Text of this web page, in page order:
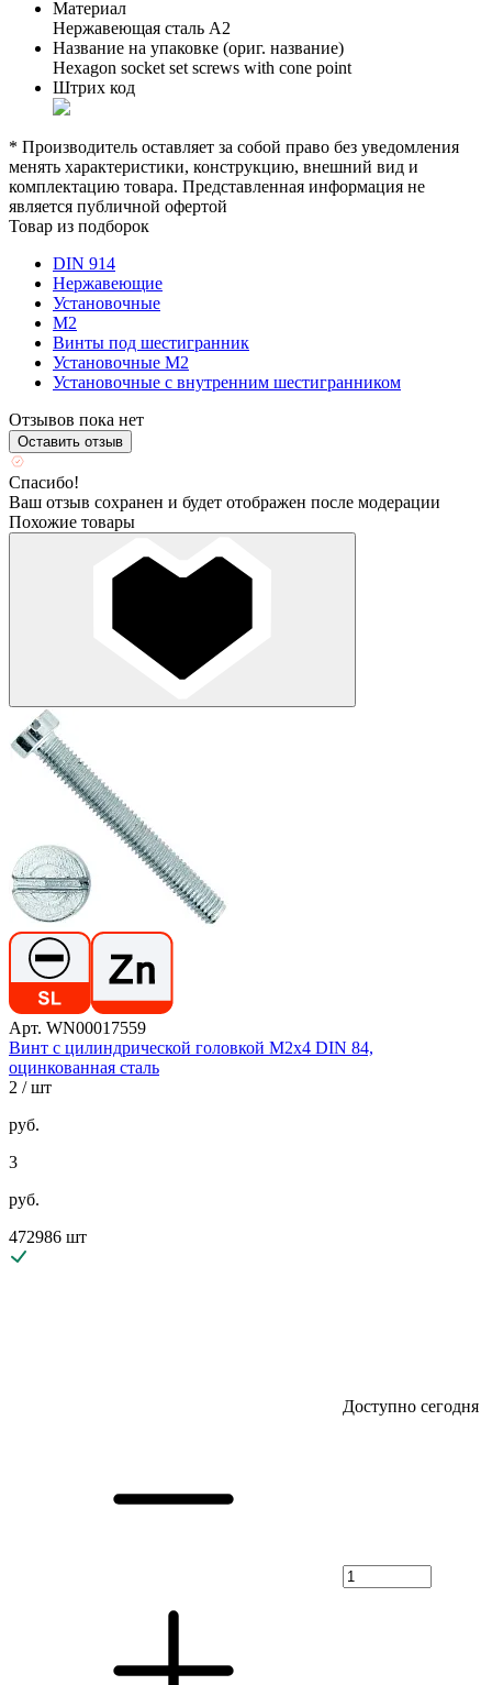
Материал
Нержавеющая сталь А2
Название на упаковке (ориг. название)
Hexagon socket set screws with cone point
Штрих код
* Производитель оставляет за собой право без уведомления
менять характеристики, конструкцию, внешний вид и
комплектацию товара. Представленная информация не
является публичной офертой
Товар из подборок
DIN 914
Нержавеющие
Установочные
М2
Винты под шестигранник
Установочные М2
Установочные с внутренним шестигранником
Отзывов пока нет
Оставить отзыв
Спасибо!
Ваш отзыв сохранен и будет отображен после модерации
Похожие товары
Арт. WN00017559
Винт с цилиндрической головкой М2х4 DIN 84,
оцинкованная сталь
2 / шт
руб.
3
руб.
472986 шт
Доступно сегодня